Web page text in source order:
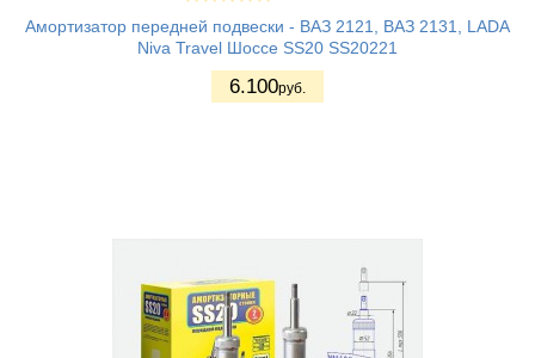
Амортизатор передней подвески - ВАЗ 2121, ВАЗ 2131, LADA
Niva Travel Шоссе SS20 SS20221
6.100руб.